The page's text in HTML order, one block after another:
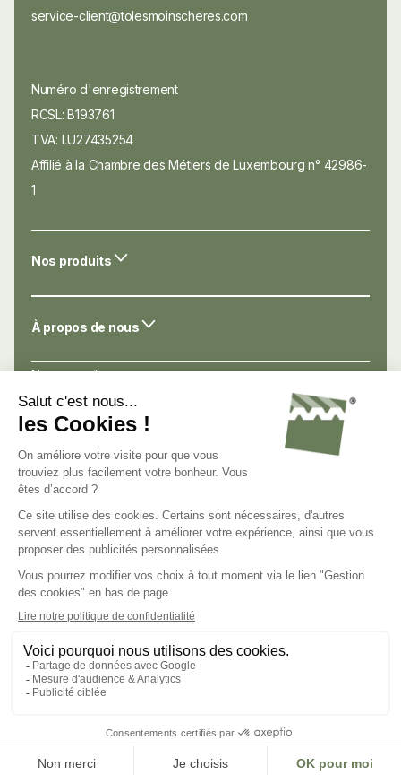
service-client@tolesmoinscheres.com
Numéro d'enregistrement
RCSL: B193761
TVA: LU27435254
Affilié à la Chambre des Métiers de Luxembourg n° 42986-
1
À propos de nous
Nos conseils
Nos atouts
Avis de nos clients
Nous connaître
Nous contacter
C.G.V.
Mentions légales
Politique de confidentialité
Gestion des cookies
Groupe Steel Shed
Steel Shed for Business
Nos produits